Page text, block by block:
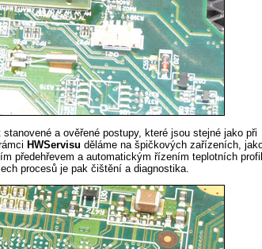
a ověřené postupy, které jsou stejné jako při
HWServisu děláme na špičkových zařízeních,
předehřevem a automatickým řízením teplotních
procesů je pak čištění a diagnostika.